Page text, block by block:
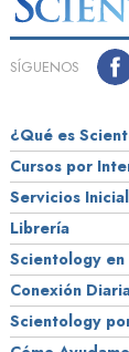
SÍGUENOS
¿Qué es
Cursos por
Servicios
Librería
Scientology
Conexión
Scientology